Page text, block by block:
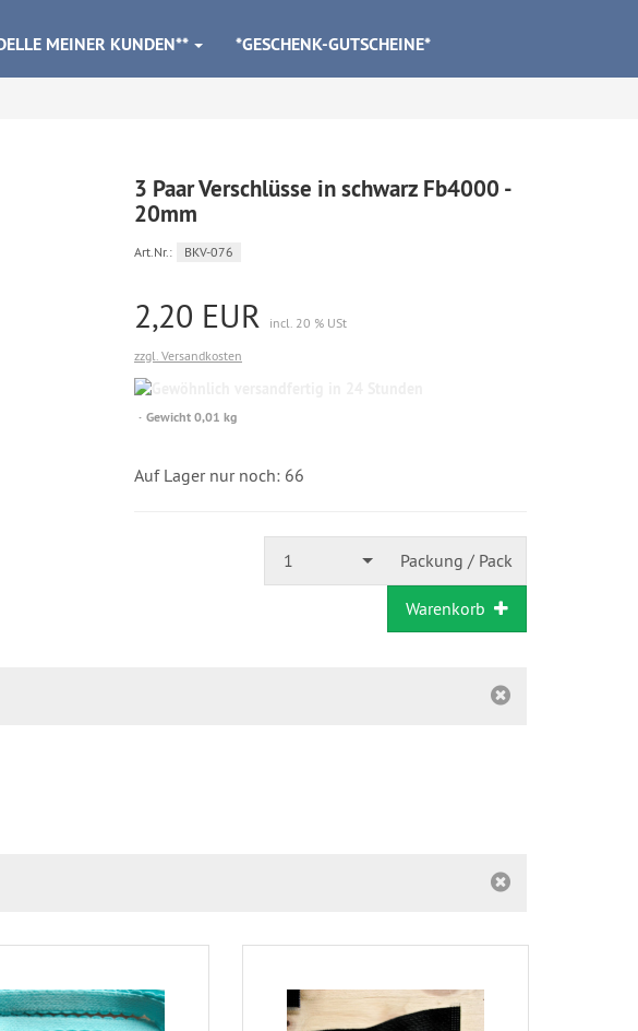
MEINER KUNDEN** *GESCHENK-GUTSCHEINE*
3 Paar Verschlüsse in schwarz Fb4000 -
20mm
Art.Nr.: BKV-076
2,20 EUR
incl. 20 % USt
zzgl. Versandkosten
Gewicht 0,01 kg
Auf Lager nur noch: 66
1 Packung / Pack
Warenkorb